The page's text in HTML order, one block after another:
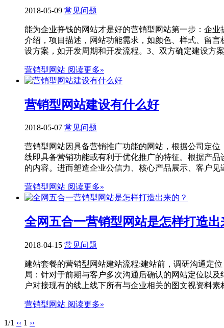
2018-05-09 常见问题
能为企业挣钱的网站才是好的营销型网站第一步：企
介绍，项目描述，网站功能需求，如颜色、样式、留
设方案，如开发周期和开发流程。3、双方确定建设方
营销型网站 阅读更多»
营销型网站建设有什么好
2018-05-07 常见问题
营销型网站因具备营销推广功能的网站，根据公司定
线即具备营销功能或有利于优化推广的特征。根据产
的内容。进而塑造企业公信力、核心产品展示、客户
营销型网站 阅读更多»
全网五合一营销型网站是怎样打造出
2018-04-15 常见问题
建站套餐的营销型网站建站流程:建站前，调研沟通定
局：针对于前期与客户多次沟通后确认的网站定位以
户对接现有的线上线下所有与企业相关的图文视资料
营销型网站 阅读更多»
1/1 ‹‹ 1 ››